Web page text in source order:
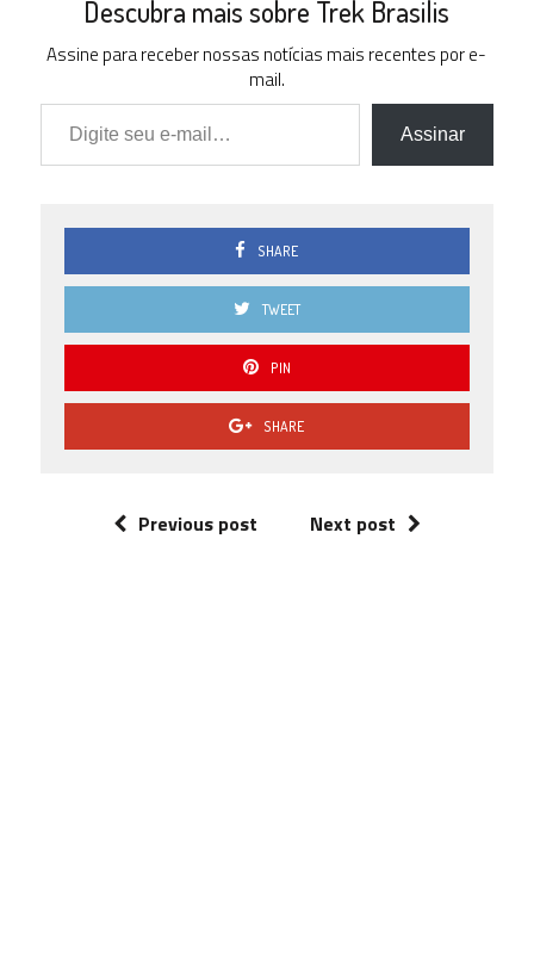
1.5
0 ( 0 % )
0 ( 0 % )
0 ( 0 % )
Descubra mais sobre Trek Brasilis
Assine para receber nossas notícias mais recentes por e-
mail.
Digite seu e-mail…
Assinar
SHARE
TWEET
PIN
SHARE
Previous post Next post